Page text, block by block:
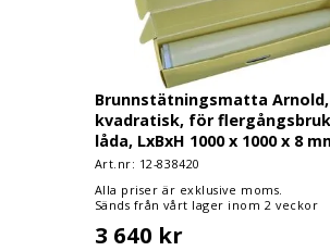
Brunnstätningsmatta Arnold,
kvadratisk, för
låda, LxBxH 1000 x 1000 x 8
Art.nr: 12-838420
Alla priser är exklusive moms.
Sänds från vårt lager inom 2 veckor
3 640 kr